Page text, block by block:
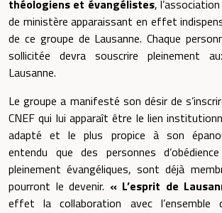
théologiens et évangélistes,
de ministère apparaissant en effet
de ce groupe de Lausanne. Chaque
sollicitée devra souscrire pleinement
Lausanne.
Le groupe a manifesté son désir de
CNEF qui lui apparaît être le lien
adapté et le plus propice à son
entendu que des personnes
pleinement évangéliques, sont déjà
pourront le devenir. « L’esprit de
effet la collaboration avec l’ensemble